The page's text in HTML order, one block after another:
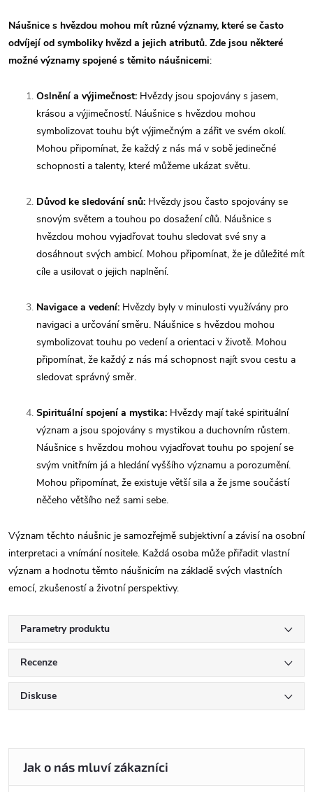
Náušnice s hvězdou mohou mít různé významy, které se často
odvíjejí od symboliky hvězd a jejich atributů. Zde jsou některé
možné významy spojené s těmito náušnicemi:
Oslnění a výjimečnost: Hvězdy jsou spojovány s jasem,
krásou a výjimečností. Náušnice s hvězdou mohou
symbolizovat touhu být výjimečným a zářit ve svém okolí.
Mohou připomínat, že každý z nás má v sobě jedinečné
schopnosti a talenty, které můžeme ukázat světu.
Důvod ke sledování snů: Hvězdy jsou často spojovány se
snovým světem a touhou po dosažení cílů. Náušnice s
hvězdou mohou vyjadřovat touhu sledovat své sny a
dosáhnout svých ambicí. Mohou připomínat, že je důležité mít
cíle a usilovat o jejich naplnění.
Navigace a vedení: Hvězdy byly v minulosti využívány pro
navigaci a určování směru. Náušnice s hvězdou mohou
symbolizovat touhu po vedení a orientaci v životě. Mohou
připomínat, že každý z nás má schopnost najít svou cestu a
sledovat správný směr.
Spirituální spojení a mystika: Hvězdy mají také spirituální
význam a jsou spojovány s mystikou a duchovním růstem.
Náušnice s hvězdou mohou vyjadřovat touhu po spojení se
svým vnitřním já a hledání vyššího významu a porozumění.
Mohou připomínat, že existuje větší sila a že jsme součástí
něčeho většího než sami sebe.
Význam těchto náušnic je samozřejmě subjektivní a závisí na osobní
interpretaci a vnímání nositele. Každá osoba může přiřadit vlastní
význam a hodnotu těmto náušnicím na základě svých vlastních
emocí, zkušeností a životní perspektivy.
Parametry produktu
Recenze
Diskuse